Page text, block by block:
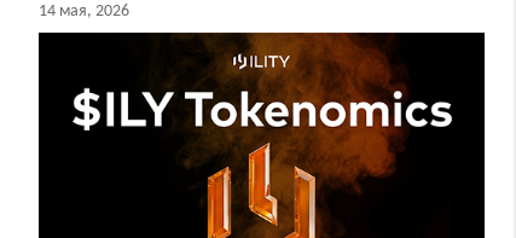
14 мая, 2026